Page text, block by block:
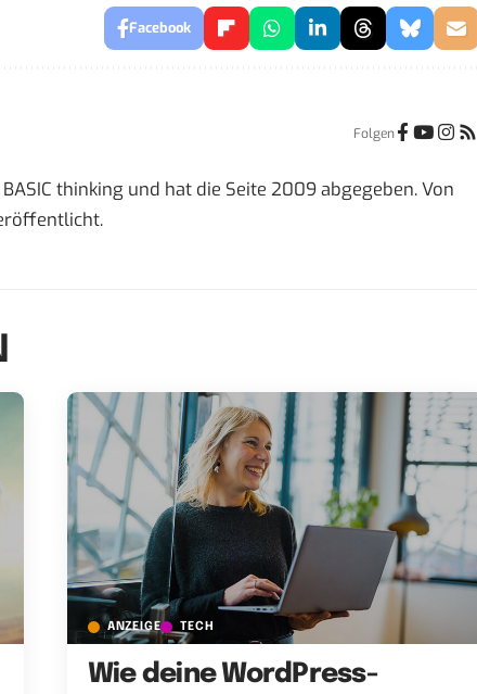
Facebook
Folgen
thinking und hat die Seite 2009 abgegeben. Von
ANZEIGE TECH
Wie deine WordPress-